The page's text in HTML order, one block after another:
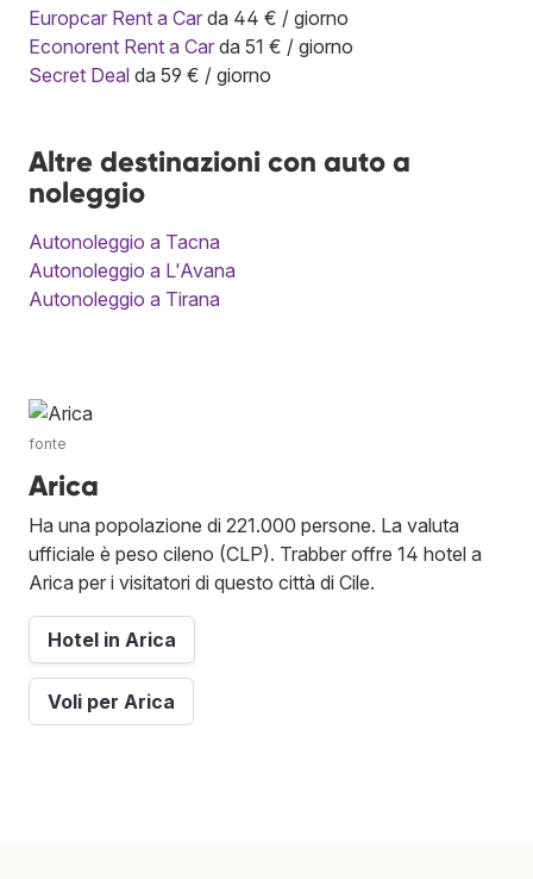
Europcar Rent a Car da 44 € / giorno
Econorent Rent a Car da 51 € / giorno
Secret Deal da 59 € / giorno
Altre destinazioni con auto a
noleggio
Autonoleggio a Tacna
Autonoleggio a L'Avana
Autonoleggio a Tirana
fonte
Arica
Ha una popolazione di 221.000 persone. La valuta
ufficiale è peso cileno (CLP). Trabber offre 14 hotel a
Arica per i visitatori di questo città di Cile.
Hotel in Arica
Voli per Arica